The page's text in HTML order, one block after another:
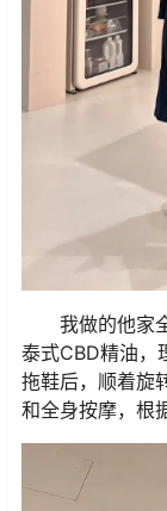
我做的他家
泰式CBD精油，
拖鞋后，顺着旋
和全身按摩，根